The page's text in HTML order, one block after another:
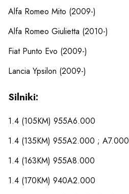
Alfa Romeo Mito (2009-)
Alfa Romeo Giulietta (2010-)
Fiat Punto Evo (2009-)
Lancia Ypsilon (2009-)
Silniki:
1.4 (105KM) 955A6.000
1.4 (135KM) 955A2.000 ; A7.000
1.4 (163KM) 955A8.000
1.4 (170KM) 940A2.000